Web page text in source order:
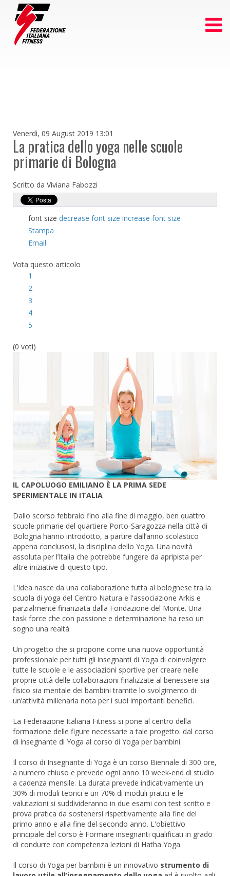
Venerdì, 09 August 2019 13:01
La pratica dello yoga nelle scuole
primarie di Bologna
Scritto da Viviana Fabozzi
font size decrease font size increase font size
Stampa
Email
Vota questo articolo
1
2
3
4
5
(0 voti)
IL CAPOLUOGO EMILIANO È LA PRIMA SEDE
SPERIMENTALE IN ITALIA
Dallo scorso febbraio fino alla fine di maggio, ben quattro
scuole primarie del quartiere Porto-Saragozza nella città di
Bologna hanno introdotto, a partire dall’anno scolastico
appena conclusosi, la disciplina dello Yoga. Una novità
assoluta per l’Italia che potrebbe fungere da apripista per
altre iniziative di questo tipo.
L'idea nasce da una collaborazione tutta al bolognese tra la
scuola di yoga del Centro Natura e l'associazione Arkis e
parzialmente finanziata dalla Fondazione del Monte. Una
task force che con passione e determinazione ha reso un
sogno una realtà.
Un progetto che si propone come una nuova opportunità
professionale per tutti gli insegnanti di Yoga di coinvolgere
tutte le scuole e le associazioni sportive per creare nelle
proprie città delle collaborazioni finalizzate al benessere sia
fisico sia mentale dei bambini tramite lo svolgimento di
un’attività millenaria nota per i suoi importanti benefici.
La Federazione Italiana Fitness si pone al centro della
formazione delle figure necessarie a tale progetto: dal corso
di insegnante di Yoga al corso di Yoga per bambini.
Il corso di Insegnante di Yoga è un corso Biennale di 300 ore,
a numero chiuso e prevede ogni anno 10 week-end di studio
a cadenza mensile. La durata prevede indicativamente un
30% di moduli teorici e un 70% di moduli pratici e le
valutazioni si suddivideranno in due esami con test scritto e
prova pratica da sostenersi rispettivamente alla fine del
primo anno e alla fine del secondo anno. L'obiettivo
principale del corso è Formare insegnanti qualificati in grado
di condurre con competenza lezioni di Hatha Yoga.
Il corso di Yoga per bambini è un innovativo strumento di